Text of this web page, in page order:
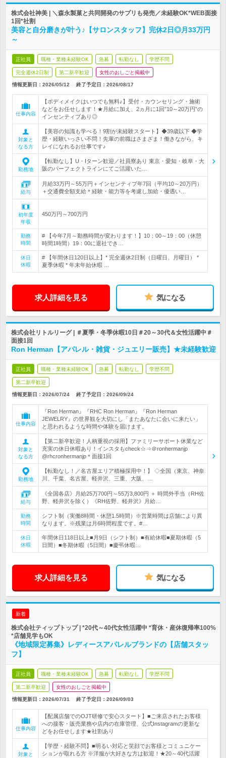
株式会社神美 | ＼森永製菓と共同開発のサプリも発売／未経験OK*WEB面接
1回*社割
美容と自分磨きが叶う♪【サロンスタッフ】完休2日◎月33万円
～
正社員 職種・業種未経験OK 急募 転勤なし 学歴不問
完全週休2日制 第二新卒歓迎 女性のおしごと掲載中
情報更新日：2026/05/12 終了予定日： 2026/08/17
仕事内容
【ボディメイクはいつでも無料♪】受付・カウンセリング・施術
などをお任せします！★月給に加え、2ヵ月に1回”10～20万円”の
インセンティブあり◎
対象と
なる方
【美容の知識も学べる！9割が未経験スタート】◆39歳以下 ◆学
歴・経験いっさい不問！先輩の前職はさまざま！働きながら、キ
レイになれるお仕事です♪
勤務地
【転勤なし】U・Iターン歓迎／社員寮あり 東京・愛知・岐阜・大
阪のパーフェクトラインにてご活躍いた…
給与
月給33万円～55万円＋インセンティブ年7回（平均10～20万円）
＋交通費全額支給＊経験・能力等を考慮し加給・優遇い…
初年度
年収
450万円～700万円
勤務
時間
# 【今年7月～勤務時間が変わります！】10：00～19：00（休憩
時間1時間）19：00に退社でき…
休日
休暇
# 【年間休日120日以上】* 完全週休2日制（日曜日、月曜日） *
夏季休暇 * 年末年始休暇 …
求人詳細を見る 気になる
株式会社リトルリーグ | ＃夏季・冬季休暇10日＃20～30代＆女性活躍中＃
面接1回
Ron Herman【アパレル・雑貨・ジュエリー販売】★未経験歓迎
正社員 職種・業種未経験OK 急募 転勤なし 学歴不問
第二新卒歓迎
情報更新日：2026/07/24 終了予定日： 2026/09/24
仕事内容
『Ron Herman』『RHC Ron Herman』『Ron Herman
JEWELRY』の世界観を大切にし「またあなたに会いに来たい」
と思われるような時間や体験を届けます。
対象と
なる方
【第二新卒歓迎！人柄重視の採用】ファミリーサポート休業など
充実の休日休暇あり！インスタもcheck☆⇒＠ronhermanjp
@rhcronhermanjp＊面接1回
勤務地
【転勤なし！／名古屋エリア積極採用中！】 ◇全国（東京、神奈
川、千葉、名古屋、軽井沢、三重、大阪、…
給与
《全国各店》月給25万700円～55万3,800円 ＋ 時間外手当（RH佐
野、軽井沢を除く）《RH佐野、軽井沢》月給…
勤務
時間
シフト制（実働8時間・休憩1.5時間）※営業時間は店舗により異
なります。※残業は月6時間程度です。#…
休日
休暇
年間休日118日以上■月9日（シフト制）■有給休暇■夏期休暇（5
日間）■冬期休暇（5日間）■慶弔休暇…
求人詳細を見る 気になる
新着
株式会社ティップトップ | *20代～40代女性活躍中 *育休・産休復帰率100%
*店舗見学もOK
《地域限定募集》レディースアパレルブランドの【店舗スタッ
フ】
正社員 職種・業種未経験OK 急募 転勤なし 学歴不問
第二新卒歓迎 女性のおしごと掲載中
情報更新日：2026/07/31 終了予定日： 2026/09/03
仕事内容
【配属店舗でのOJT研修で安心スタート】■ご来店されたお客様
への接客・販売業務や店内の在庫管理、公式Instagramの更新な
どをお任せします★社割あり
対象と
【学歴・経験不問】■明るい対応と笑顔でお客様とコミュニケー
ションが取れる方 ※洋服が大好きな方は歓迎！★20～40代活躍